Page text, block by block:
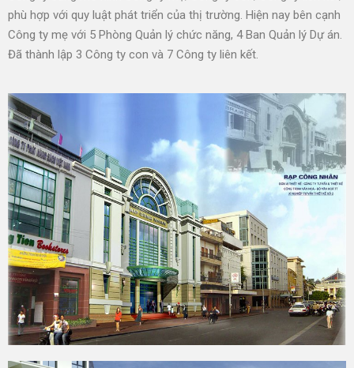
phù hợp với quy luật phát triển của thị trường. Hiện nay bên cạnh
Công ty mẹ với 5 Phòng Quản lý chức năng, 4 Ban Quản lý Dự án.
Đã thành lập 3 Công ty con và 7 Công ty liên kết.